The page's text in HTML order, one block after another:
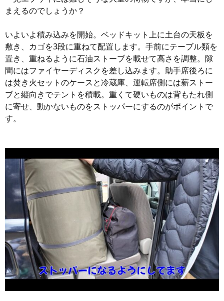
まえるのでしょうか？
いよいよ積み込みを開始。ベッドキット上に土台の天板を
敷き、カゴを3段に重ねて配置します。手前にテーブル類を
置き、重ねるように石油ストーブを載せて高さを調整。隙
間にはファイヤーディスクを差し込みます。助手席後ろに
は焚き火セットのケースと冷蔵庫、運転席側には薪ストー
ブと縦向きでテントを積載。重くて硬いものは背もたれ側
に寄せ、動かないものをストッパーにするのがポイントで
す。